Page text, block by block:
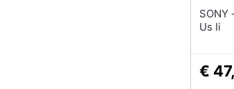
SONY - Game Ps4 The
Us Ii
€